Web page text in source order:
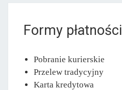
Formy płatności
Pobranie kurierskie
Przelew tradycyjny
Karta kredytowa